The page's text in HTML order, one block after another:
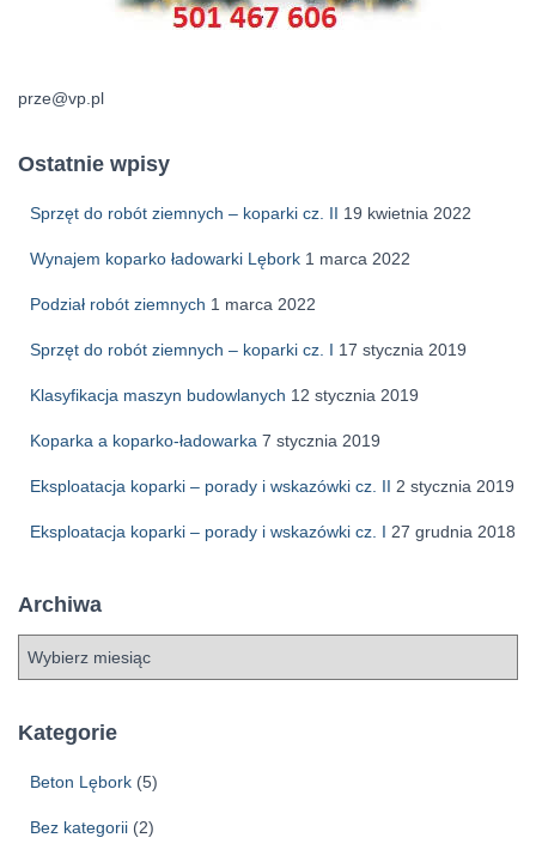
prze@vp.pl
Ostatnie wpisy
Sprzęt do robót ziemnych – koparki cz. II 19 kwietnia 2022
Wynajem koparko ładowarki Lębork 1 marca 2022
Podział robót ziemnych 1 marca 2022
Sprzęt do robót ziemnych – koparki cz. I 17 stycznia 2019
Klasyfikacja maszyn budowlanych 12 stycznia 2019
Koparka a koparko-ładowarka 7 stycznia 2019
Eksploatacja koparki – porady i wskazówki cz. II 2 stycznia 2019
Eksploatacja koparki – porady i wskazówki cz. I 27 grudnia 2018
Archiwa
h
Kategorie
Beton Lębork (5)
Bez kategorii (2)